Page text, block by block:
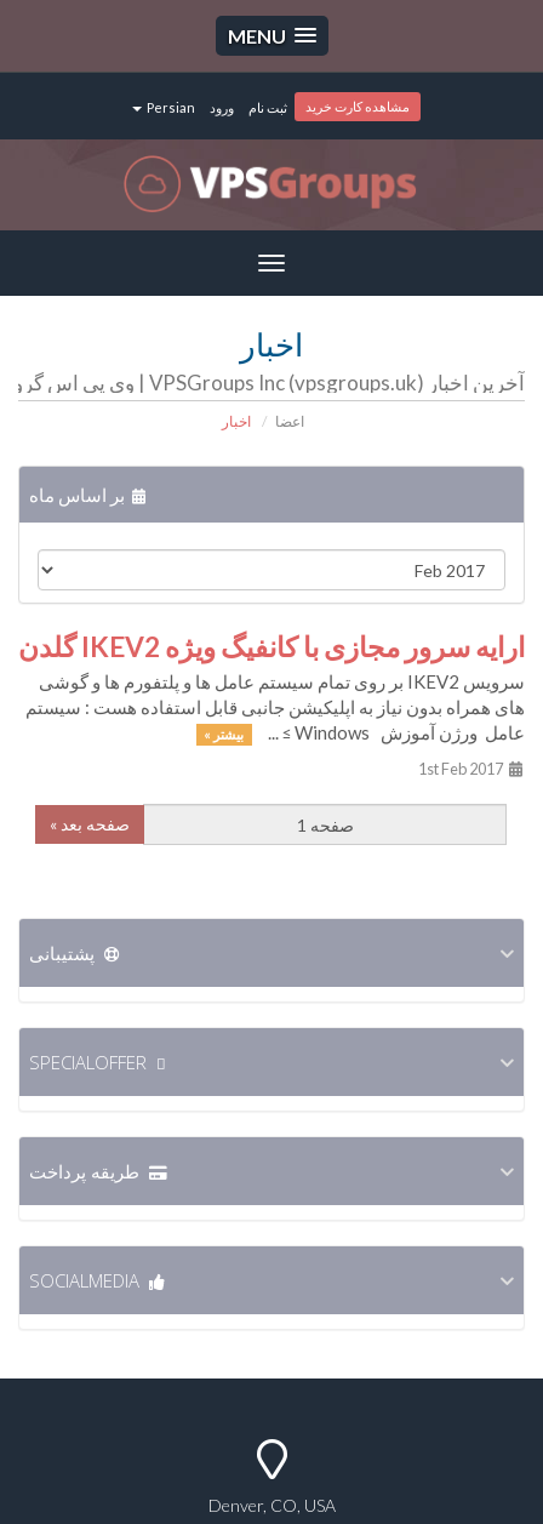
MENU
Persian ورود ثبت نام مشاهده کارت خرید
Toggle
navigation
اخبار
آخرین اخبار VPSGroups Inc (vpsgroups.uk) | وی پی اس گروپ | سرور مجازی | سرور اختصاصی | هاست
اعضا اخبار
بر اساس ماه
ارایه سرور مجازی با کانفیگ ویژه IKEV2 گلدن
سرویس IKEV2 بر روی تمام سیستم عامل ها و پلتفورم ها و گوشی
های همراه بدون نیاز به اپلیکیشن جانبی قابل استفاده هست : سیستم
عامل ورژن آموزش Windows ≥ ...
بیشتر »
صفحه بعد »
پشتیبانی
طریقه پرداخت
Denver, CO, USA